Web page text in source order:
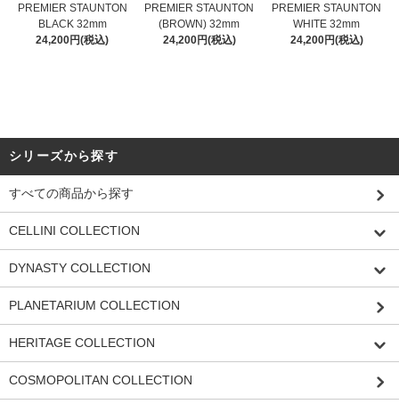
PREMIER STAUNTON
BLACK 32mm
24,200円(税込)
PREMIER STAUNTON
(BROWN) 32mm
24,200円(税込)
PREMIER STAUNTON
WHITE 32mm
24,200円(税込)
シリーズから探す
すべての商品から探す
CELLINI COLLECTION
DYNASTY COLLECTION
PLANETARIUM COLLECTION
HERITAGE COLLECTION
COSMOPOLITAN COLLECTION